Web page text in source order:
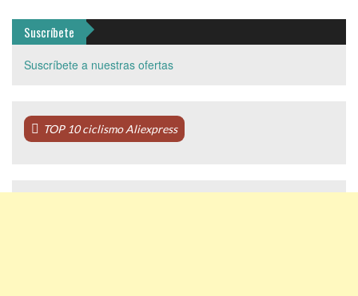
Suscríbete
Suscríbete a nuestras ofertas
TOP 10 ciclismo Aliexpress